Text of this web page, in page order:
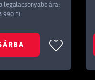
legalacsonyabb ára:
990 Ft